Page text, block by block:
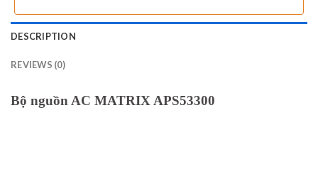
DESCRIPTION
REVIEWS (0)
Bộ nguồn AC MATRIX APS53300